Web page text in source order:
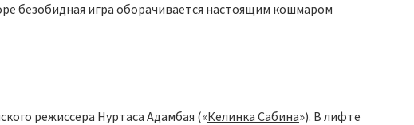
безобидная игра оборачивается настоящим кошмаром
режиссера Нуртаса Адамбая («Келинка Сабина»). В лифте